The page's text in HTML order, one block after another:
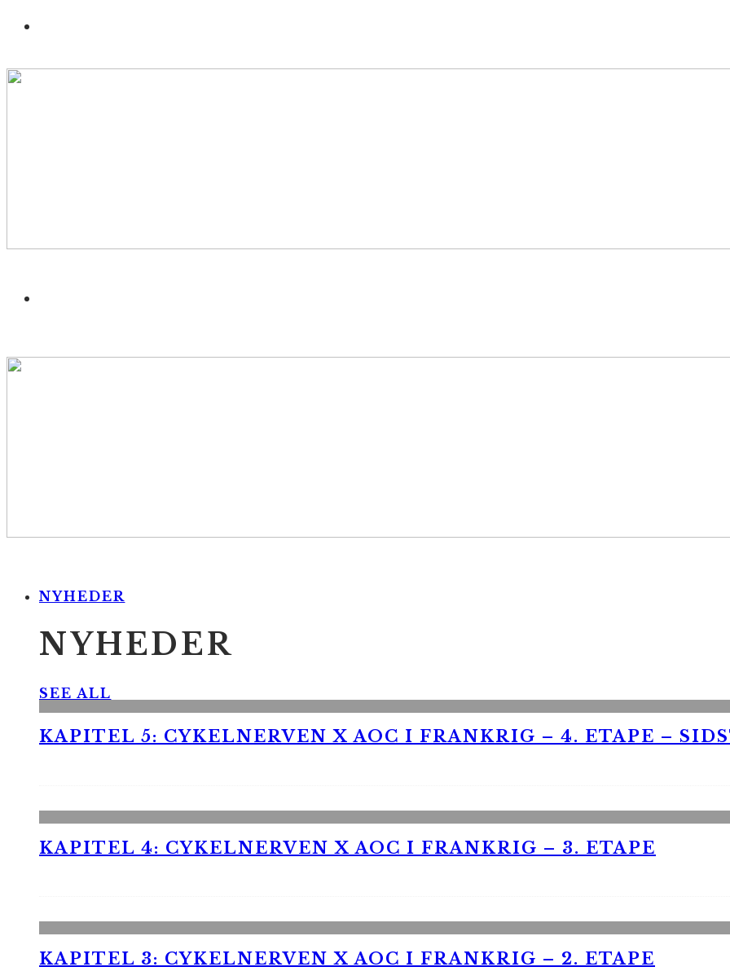
NYHEDER
NYHEDER
SEE ALL
KAPITEL 5: CYKELNERVEN X AOC I FRANKRIG – 4. ETAPE –
KAPITEL 4: CYKELNERVEN X AOC I FRANKRIG – 3. ETAPE
KAPITEL 3: CYKELNERVEN X AOC I FRANKRIG – 2. ETAPE